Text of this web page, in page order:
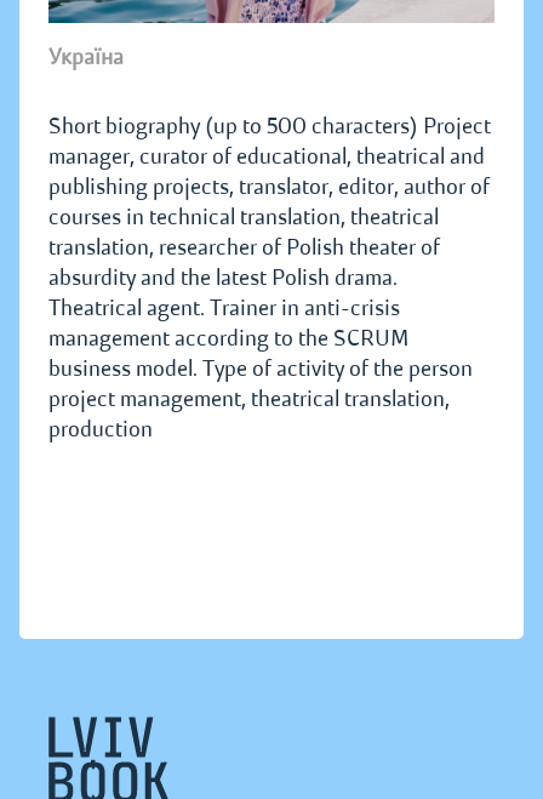
Україна
Short biography (up to 500 characters) Project
manager, curator of educational, theatrical and
publishing projects, translator, editor, author of
courses in technical translation, theatrical
translation, researcher of Polish theater of
absurdity and the latest Polish drama.
Theatrical agent. Trainer in anti-crisis
management according to the SCRUM
business model. Type of activity of the person
project management, theatrical translation,
production